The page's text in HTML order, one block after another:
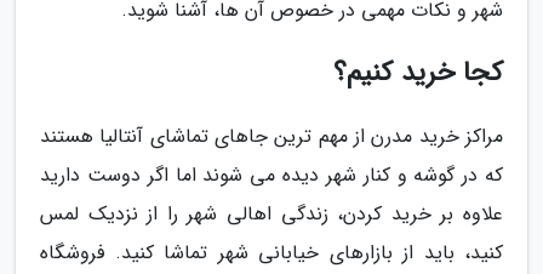
شهر و نکات مهمی در خصوص آن ها، آشنا شوید.
کجا خرید کنیم؟
مراکز خرید مدرن از مهم ترین جاهای تماشای آنتالیا هستند
که در گوشه و کنار شهر دیده می شوند اما اگر دوست دارید
علاوه بر خرید کردن، زندگی اهالی شهر را از نزدیک لمس
کنید، باید از بازارهای خیابانی شهر تماشا کنید. فروشگاه